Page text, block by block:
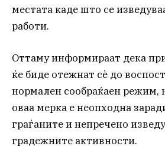
местата каде што се
работи.
Оттаму информираат дека
ќе биде отежнат сè до
нормален сообраќаен режим,
оваа мерка е неопходна
граѓаните и непречено
градежните активности.